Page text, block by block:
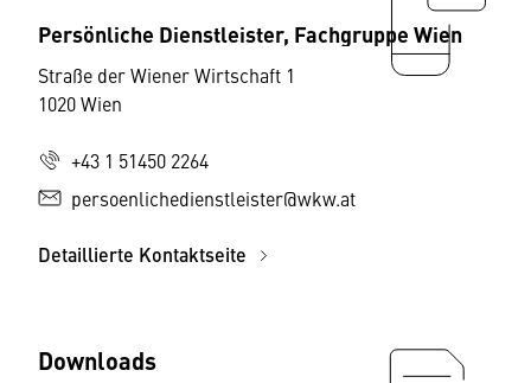
Persönliche Dienstleister, Fachgruppe Wien
Straße der Wiener Wirtschaft 1
1020 Wien
+43 1 51450 2264
persoenlichedienstleister@wkw.at
Detaillierte Kontaktseite
Downloads